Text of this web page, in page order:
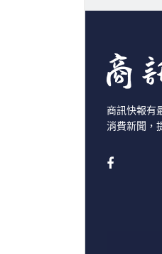
商訊快報有
消費新聞，